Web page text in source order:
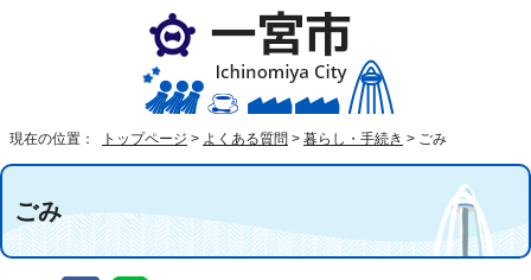
現在の位置： トップページ > よくある質問 > 暮らし・手続き > ごみ
ごみ